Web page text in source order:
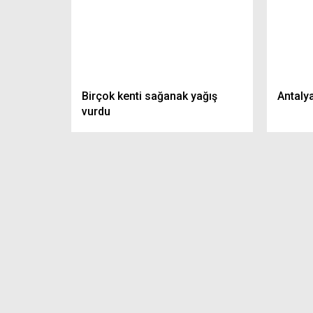
Birçok kenti sağanak yağış
vurdu
2024 KPSS Hemşirelik Atama
Puanları
Kanun